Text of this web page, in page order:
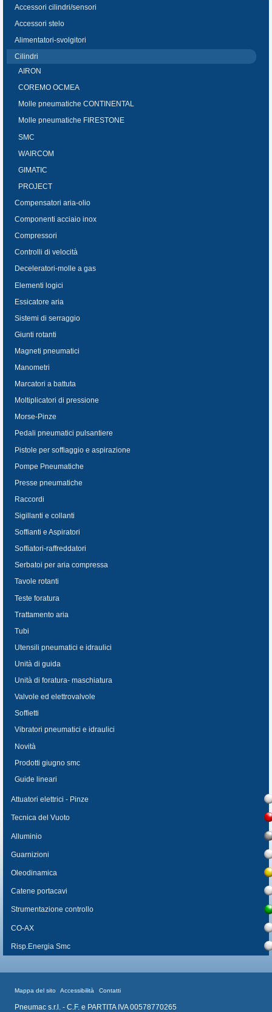
Accessori cilindri/sensori
Accessori stelo
Alimentatori-svolgitori
Cilindri
AIRON
COREMO OCMEA
Molle pneumatiche CONTINENTAL
Molle pneumatiche FIRESTONE
SMC
WAIRCOM
GIMATIC
PROJECT
Compensatori aria-olio
Componenti acciaio inox
Compressori
Controlli di velocità
Deceleratori-molle a gas
Elementi logici
Essicatore aria
Sistemi di serraggio
Giunti rotanti
Magneti pneumatici
Manometri
Marcatori a battuta
Moltiplicatori di pressione
Morse-Pinze
Pedali pneumatici pulsantiere
Pistole per soffiaggio e aspirazione
Pompe Pneumatiche
Presse pneumatiche
Raccordi
Sigillanti e collanti
Soffianti e Aspiratori
Soffiatori-raffreddatori
Serbatoi per aria compressa
Tavole rotanti
Teste foratura
Trattamento aria
Tubi
Utensili pneumatici e idraulici
Unità di guida
Unità di foratura- maschiatura
Valvole ed elettrovalvole
Soffietti
Vibratori pneumatici e idraulici
Novità
Prodotti giugno smc
Guide lineari
Attuatori elettrici - Pinze
Tecnica del Vuoto
Alluminio
Guarnizioni
Oleodinamica
Catene portacavi
Strumentazione controllo
CO-AX
Risp.Energia Smc
Mappa del sito Accessibilità Contatti
Pneumac s.r.l. - C.F. e PARTITA IVA 00578770265